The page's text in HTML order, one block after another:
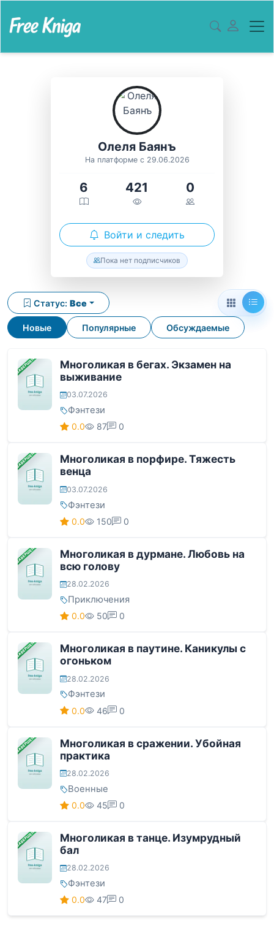
Олеля Баянъ
На платформе с 29.06.2026
6 421 0
Войти и следить
Пока нет подписчиков
Новые Популярные Обсуждаемые
Статус: Все
ЗАВЕРШЕНА
Многоликая в бегах. Экзамен на
выживание
03.07.2026
Фэнтези
0.0 87 0
ЗАВЕРШЕНА
Многоликая в порфире. Тяжесть
венца
03.07.2026
Фэнтези
0.0 150 0
ЗАВЕРШЕНА
Многоликая в дурмане. Любовь на
всю голову
28.02.2026
Приключения
0.0 50 0
ЗАВЕРШЕНА
Многоликая в паутине. Каникулы с
огоньком
28.02.2026
Фэнтези
0.0 46 0
ЗАВЕРШЕНА
Многоликая в сражении. Убойная
практика
28.02.2026
Военные
0.0 45 0
ЗАВЕРШЕНА
Многоликая в танце. Изумрудный
бал
28.02.2026
Фэнтези
0.0 47 0